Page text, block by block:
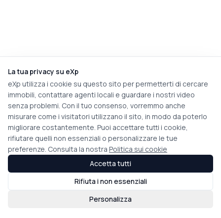
La tua privacy su eXp
eXp utilizza i cookie su questo sito per permetterti di cercare
immobili, contattare agenti locali e guardare i nostri video
senza problemi. Con il tuo consenso, vorremmo anche
misurare come i visitatori utilizzano il sito, in modo da poterlo
migliorare costantemente. Puoi accettare tutti i cookie,
rifiutare quelli non essenziali o personalizzare le tue
preferenze. Consulta la nostra Politica sui cookie
Personalizza
Rifiuta i non essenziali
Accetta tutti